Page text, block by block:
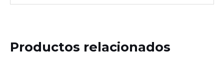
Productos relacionados